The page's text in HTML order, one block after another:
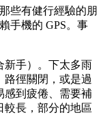
些有健行經驗的朋
手機的 GPS。事
新手）。下太多雨
路徑關閉，或是過
感到疲倦、需要補
較長，部分的地區